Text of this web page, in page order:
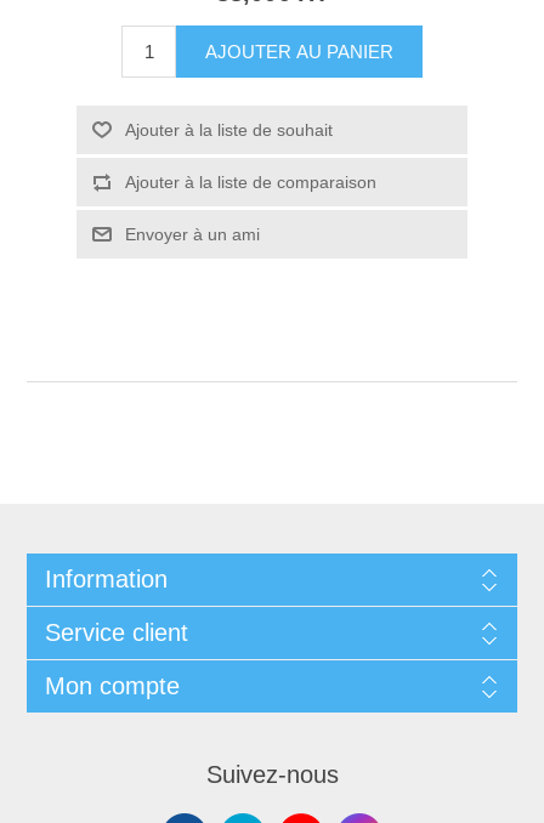
AJOUTER AU PANIER
Ajouter à la liste de souhait
Ajouter à la liste de comparaison
Envoyer à un ami
Information
Service client
Mon compte
Suivez-nous